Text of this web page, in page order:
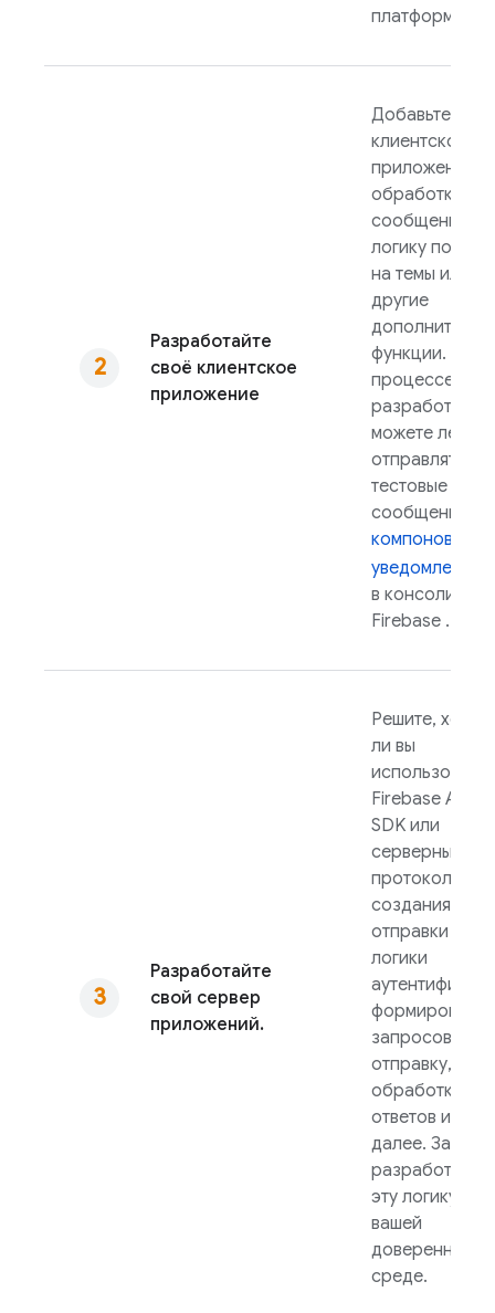
платформы.
Разработайте
своё клиентское
приложение
Добавьте в
клиентское
приложение
обработку
сообщений,
логику
на темы или
другие
функции. В
процессе
разработки вы
можете легко
отправлять
тестовые
сообщения из
компоновщика
уведомлений
в консоли
Firebase .
Разработайте
свой сервер
приложений.
Решите, хотите
ли вы
использовать
Firebase Admin
SDK или
серверный
протокол для
создания
отправки —
логики
формирования
запросов на
отправку,
обработки
ответов и так
далее. Затем
разработайте
эту логику в
вашей
доверенной
среде.